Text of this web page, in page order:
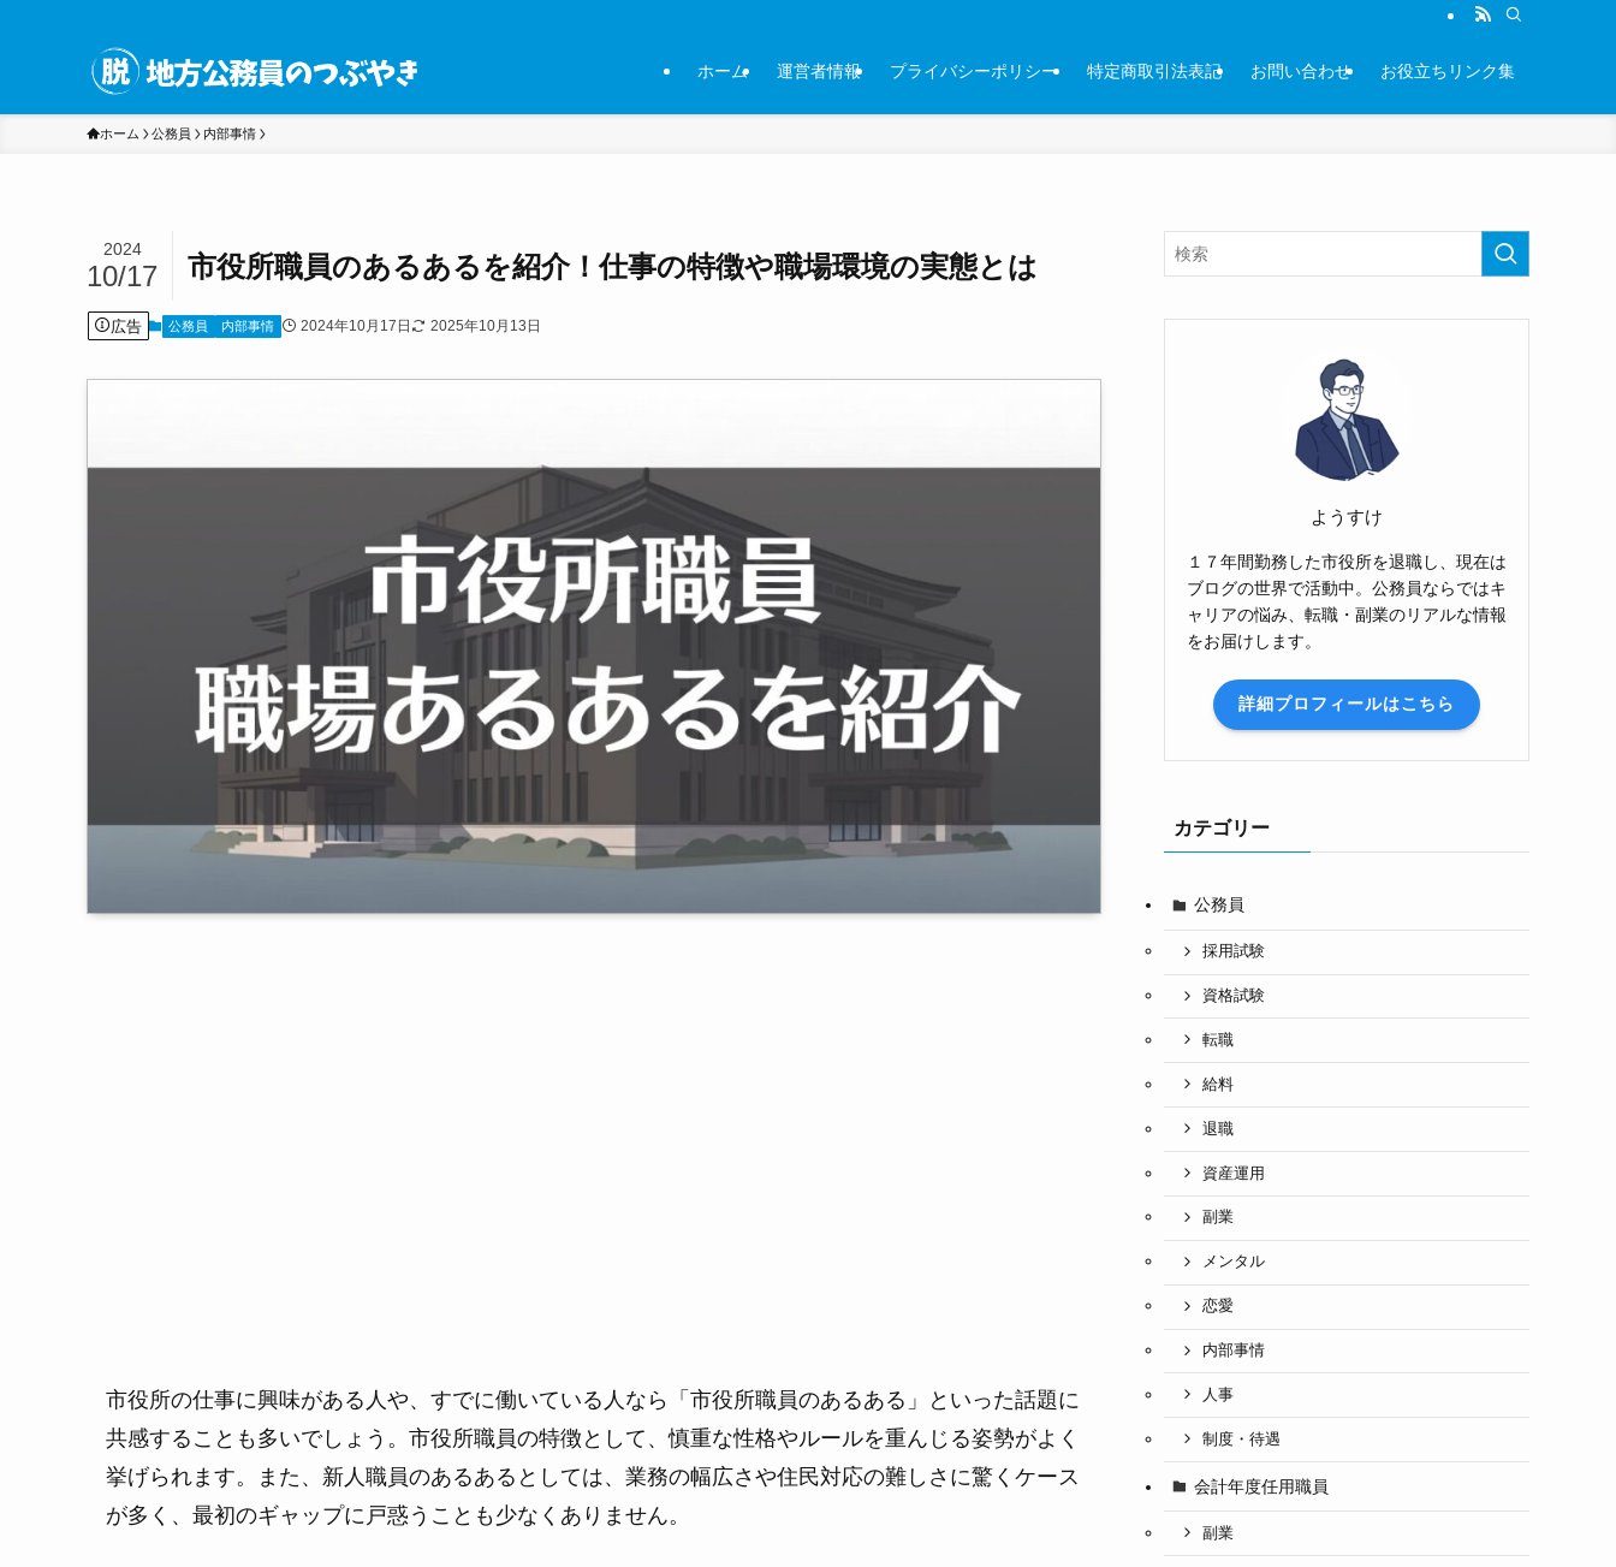
ホーム 運営者情報 プライバシーポリシー 特定商取引法表記 お問い合わせ お役立ちリンク集
ホーム 公務員 内部事情
市役所職員のあるあるを紹介！仕事の特徴や職場環境の実態とは
2024
10/17
広告 公務員 内部事情 2024年10月17日 2025年10月13日
市役所の仕事に興味がある人や、すでに働いている人なら「市役所職員のあるある」といった話題に
共感することも多いでしょう。市役所職員の特徴として、慎重な性格やルールを重んじる姿勢がよく
挙げられます。また、新人職員のあるあるとしては、業務の幅広さや住民対応の難しさに驚くケース
が多く、最初のギャップに戸惑うことも少なくありません。
ようすけ
１７年間勤務した市役所を退職し、現在は
ブログの世界で活動中。公務員ならではキ
ャリアの悩み、転職・副業のリアルな情報
をお届けします。
詳細プロフィールはこちら
カテゴリー
公務員
採用試験
資格試験
転職
給料
退職
資産運用
副業
メンタル
恋愛
内部事情
人事
制度・待遇
会計年度任用職員
副業